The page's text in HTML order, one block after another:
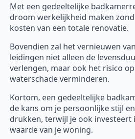
Met een gedeeltelijke
droom werkelijkheid maken
kosten van een totale renovatie.
Bovendien zal het vernieuwen
leidingen niet alleen de
verlengen, maar ook het risico
waterschade verminderen.
Kortom, een gedeeltelijke
de kans om je persoonlijke stijl
drukken, terwijl je ook investeert
waarde van je woning.